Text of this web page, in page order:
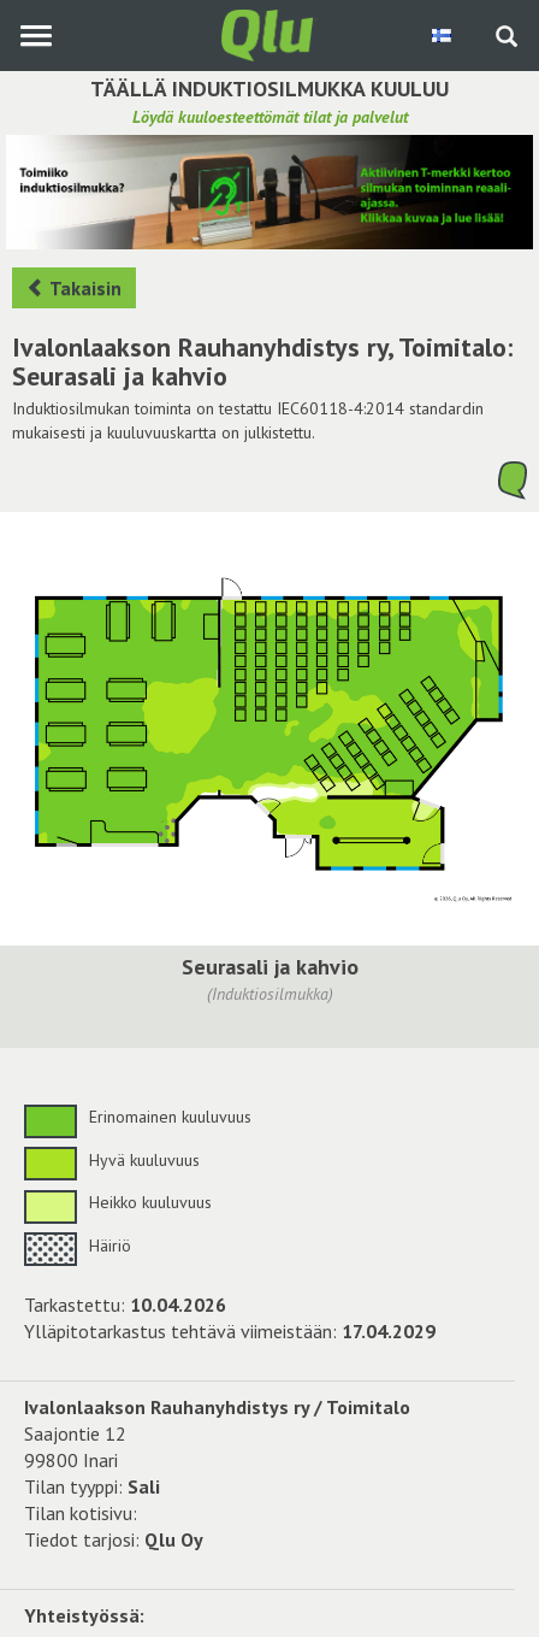
pääsisältöön
TÄÄLLÄ INDUKTIOSILMUKKA KUULUU
Löydä kuuloesteettömät tilat ja palvelut
Etsi induktiosilmukka
Tee ehdotus ja vaikuta kuulemiskokemukseen
Hae ehdotuksia
Käyttöohje
Yhteydenottopyyntö
Kirjaudu sisään
Takaisin
Ivalonlaakson Rauhanyhdistys ry, Toimitalo:
Seurasali ja kahvio
Induktiosilmukan toiminta on testattu IEC60118-4:2014 standardin
mukaisesti ja kuuluvuuskartta on julkistettu.
Seurasali ja kahvio
(Induktiosilmukka)
Erinomainen kuuluvuus
Hyvä kuuluvuus
Heikko kuuluvuus
Häiriö
Tarkastettu: 10.04.2026
Ylläpitotarkastus tehtävä viimeistään: 17.04.2029
Ivalonlaakson Rauhanyhdistys ry / Toimitalo
Saajontie 12
99800 Inari
Tilan tyyppi: Sali
Tilan kotisivu:
Tiedot tarjosi: Qlu Oy
Yhteistyössä: